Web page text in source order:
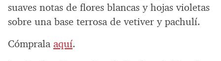
suaves notas de flores blancas y hojas violetas
sobre una base terrosa de vetiver y pachulí.
Cómprala aquí.